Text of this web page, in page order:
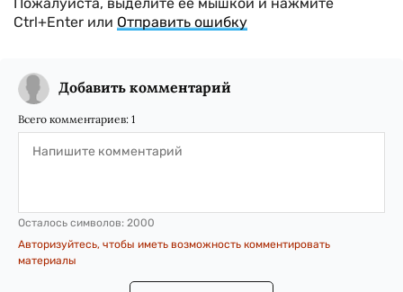
Ctrl+Enter или Отправить ошибку
Добавить комментарий
Всего комментариев: 1
Осталось символов: 2000
Авторизуйтесь, чтобы иметь возможность комментировать
материалы